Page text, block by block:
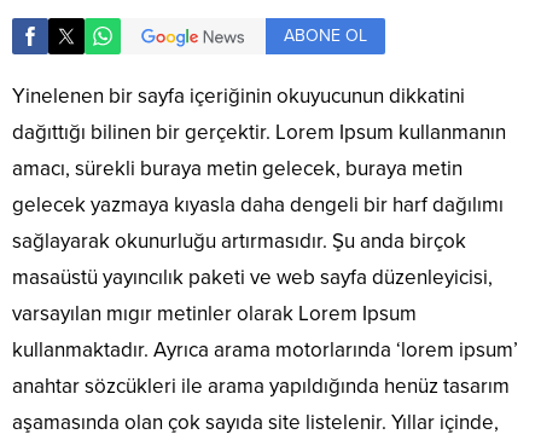
ABONE OL
Yinelenen bir sayfa içeriğinin okuyucunun dikkatini
dağıttığı bilinen bir gerçektir. Lorem Ipsum kullanmanın
amacı, sürekli buraya metin gelecek, buraya metin
gelecek yazmaya kıyasla daha dengeli bir harf dağılımı
sağlayarak okunurluğu artırmasıdır. Şu anda birçok
masaüstü yayıncılık paketi ve web sayfa düzenleyicisi,
varsayılan mıgır metinler olarak Lorem Ipsum
kullanmaktadır. Ayrıca arama motorlarında ‘lorem ipsum’
anahtar sözcükleri ile arama yapıldığında henüz tasarım
aşamasında olan çok sayıda site listelenir. Yıllar içinde,